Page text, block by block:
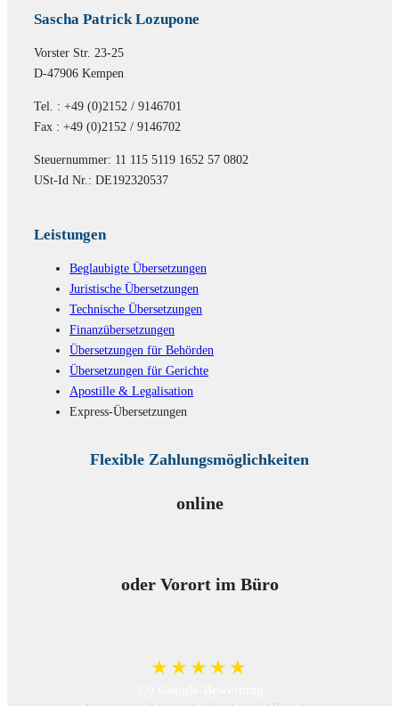
Sascha Patrick Lozupone
Vorster Str. 23-25
D-47906 Kempen
Tel. : +49 (0)2152 / 9146701
Fax : +49 (0)2152 / 9146702
Steuernummer: 11 115 5119 1652 57 0802
USt-Id Nr.: DE192320537
Leistungen
Beglaubigte Übersetzungen
Juristische Übersetzungen
Technische Übersetzungen
Finanzübersetzungen
Übersetzungen für Behörden
Übersetzungen für Gerichte
Apostille & Legalisation
Express-Übersetzungen
Flexible Zahlungsmöglichkeiten
online
oder Vorort im Büro
★★★★★